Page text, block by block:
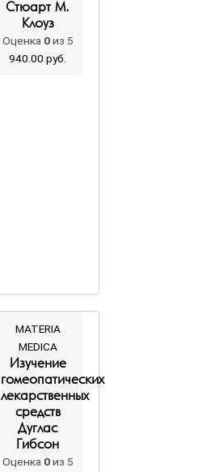
Стюарт М.
Клоуз
Оценка 0из 5
940.00 руб.
MATERIA
MEDICA
Изучение
гомеопатических
лекарственных
средств
Дуглас
Гибсон
Оценка 0из 5